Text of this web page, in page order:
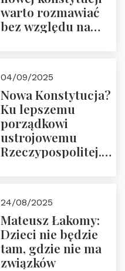
warto rozmawiać
bez względu na
04/09/2025
Nowa Konstytucja?
Ku lepszemu
porządkowi
ustrojowemu
Rzeczypospolitej.
24/08/2025
Mateusz Łakomy:
Dzieci nie będzie
tam, gdzie nie ma
związków